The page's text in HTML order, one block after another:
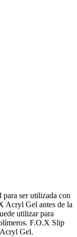
ser utilizada con
Acryl Gel antes de la
utilizar para
F.O.X Slip
Gel.